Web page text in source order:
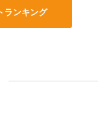
ランキング